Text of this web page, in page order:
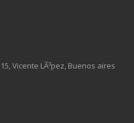
Vicente LÃ³pez, Buenos aires